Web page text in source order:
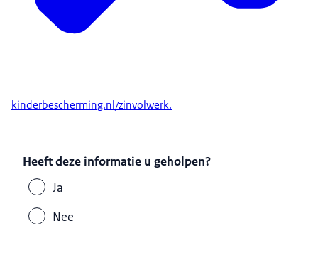
kinderbescherming.nl/zinvolwerk.
Heeft deze informatie u geholpen?
Ja
Nee